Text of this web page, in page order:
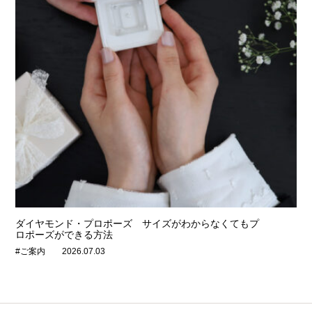
ダイヤモンド・プロポーズ サイズがわからなくてもプ
ロポーズができる方法
#ご案内 2026.07.03